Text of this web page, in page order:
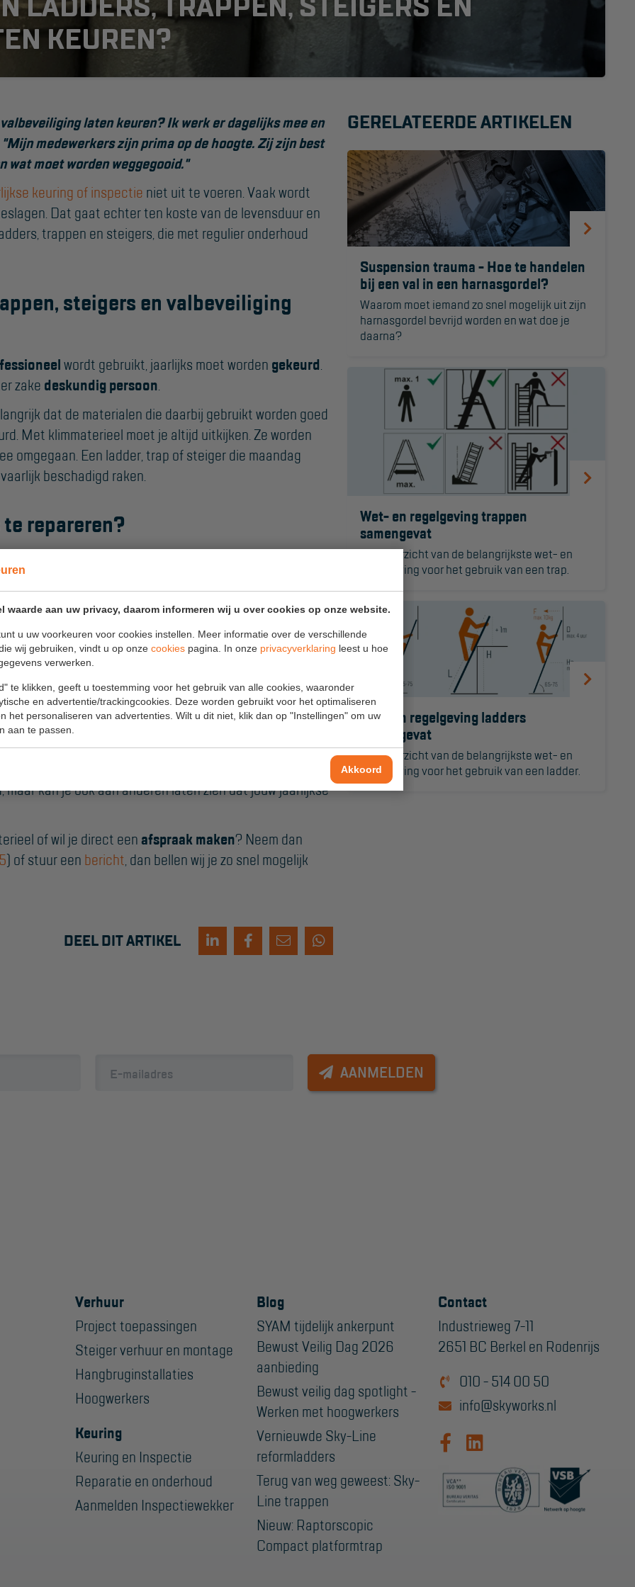
waarde aan uw privacy, daarom informeren wij u over cookies op onze website.
u uw voorkeuren voor cookies instellen. Meer informatie over de verschillende
wij gebruiken, vindt u op onze cookies pagina. In onze privacyverklaring leest u hoe
verwerken.
te klikken, geeft u toestemming voor het gebruik van alle cookies, waaronder
en advertentie/trackingcookies. Deze worden gebruikt voor het optimaliseren
het personaliseren van advertenties. Wilt u dit niet, klik dan op "Instellingen" om uw
aan te passen.
Akkoord
Hoogbouw
Industrie
SUPPORT
Handleidingen
Tips en trucs
Garantie
voorwaarden
Webshop voorwaarden
KEUREN?
laten keuren? Ik werk er dagelijks mee en
"Mijn medewerkers zijn prima op de hoogte. Zij zijn best
wat moet worden weggegooid."
keuring of inspectie niet uit te voeren. Vaak wordt
Dat gaat echter ten koste van de levensduur en
trappen en steigers, die met regulier onderhoud
steigers en valbeveiliging
wordt gebruikt, jaarlijks moet worden gekeurd.
zake deskundig persoon.
dat de materialen die daarbij gebruikt worden goed
Met klimmaterieel moet je altijd uitkijken. Ze worden
omgegaan. Een ladder, trap of steiger die maandag
beschadigd raken.
repareren?
jaarlijks te onderhouden verlengen we
inspecteurs zijn uitgerust met een
onderhoud en de eventuele reparaties
ter
het eind van de keuring heb je gerepareerd,
in sommige gevallen ook echte afkeur.
en steigers. Daarnaast kunnen wij het
voor je keuren. Het materieel wordt voorzien van
goedgekeurde materialen op worden vermeld. Zo kan
kan je ook aan anderen laten zien dat jouw jaarlijkse
of wil je direct een afspraak maken? Neem dan
) of stuur een bericht, dan bellen wij je zo snel mogelijk
DEEL DIT ARTIKEL
GERELATEERDE ARTIKELEN
Suspension trauma - Hoe te handelen
bij een val in een harnasgordel?
Waarom moet iemand zo snel mogelijk uit zijn
harnasgordel bevrijd worden en wat doe je
daarna?
Wet- en regelgeving trappen
samengevat
Een overzicht van de belangrijkste wet- en
regelgeving voor het gebruik van een trap.
Wet- en regelgeving ladders
samengevat
Een overzicht van de belangrijkste wet- en
regelgeving voor het gebruik van een ladder.
AANMELDEN
Verhuur
Project toepassingen
Steiger verhuur en montage
Hangbruginstallaties
Hoogwerkers
Keuring
Keuring en Inspectie
Reparatie en onderhoud
Aanmelden Inspectiewekker
Blog
SYAM tijdelijk ankerpunt
Bewust Veilig Dag 2026
aanbieding
Bewust veilig dag spotlight -
Werken met hoogwerkers
Vernieuwde Sky-Line
reformladders
Terug van weg geweest: Sky-
Line trappen
Nieuw: Raptorscopic
Compact platformtrap
Contact
Industrieweg 7-11
2651 BC Berkel en Rodenrijs
010 - 514 00 50
info@skyworks.nl